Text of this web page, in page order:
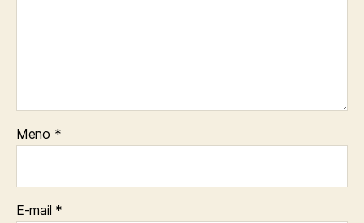
Meno *
E-mail *